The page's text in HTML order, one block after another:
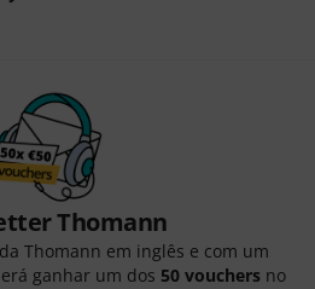
Thomann
Thomann em inglês e com um
ganhar um dos 50 vouchers no